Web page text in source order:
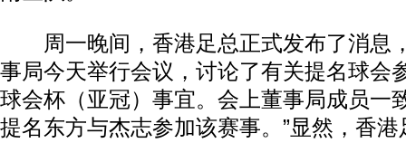
周一晚间，香港足总正式发布了消息
事局今天举行会议，讨论了有关提名球会
球会杯（亚冠）事宜。会上董事局成员一
提名东方与杰志参加该赛事。”显然，香